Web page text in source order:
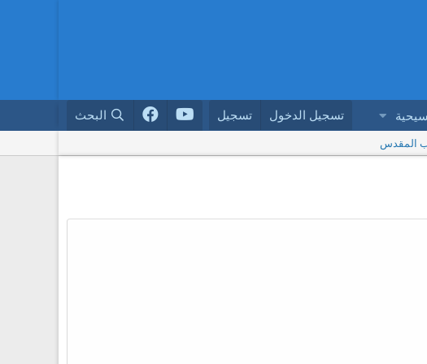
تسجيل الدخول تسجيل البحث
المقدس